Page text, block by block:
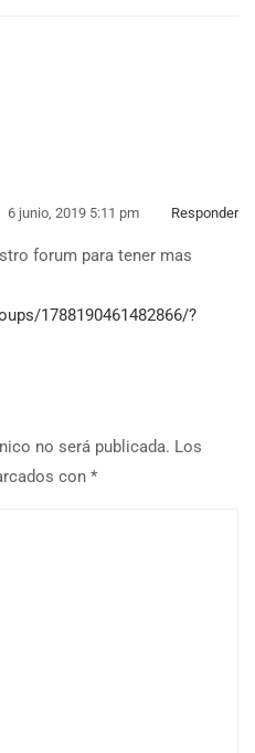
6 junio, 2019 5:11 pm Responder
forum para tener mas
1788190461482866/?
no será publicada. Los
con *